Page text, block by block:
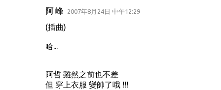
阿 峰 2007年8月24日 中午12:29
(插曲)
哈...
阿哲 雖然之前也不差
但 穿上衣服 變帥了哦 !!!